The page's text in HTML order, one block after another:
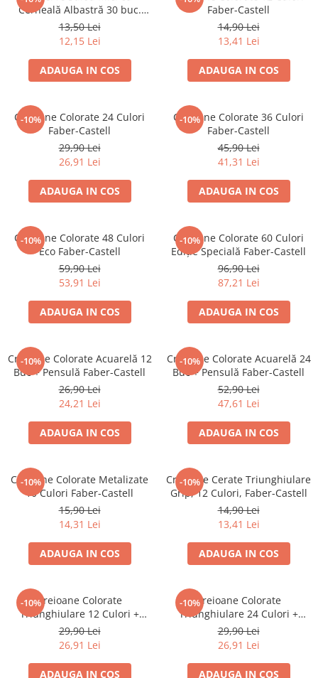
Blocnotesuri
Blocuri de desen
Caiete Biologie
Caiete cu Spirală
Caiete Dictando
Caiete Geografie
Caiete Matematica
Caiete Muzică
Caiete Studențești
Caiete Tip I
Caiete Tip II
Vocabulare
Calculatoare
Instrumente de scris și desen
Carioci
Creioane colorate
Creioane mecanice
Mine pentru creioane mecanice
Pixuri
Rollere
Stilouri
Măsurare și trasare
Rigle
Organizare și Arhivare
Bibliorafturi
Caiete mecanice
Clipboard-uri
Dosare Plastic
Cerneală Albastră 30 buc.
Faber-Castell
13,50 Lei
12,15 Lei
ADAUGA IN COS
Faber-Castell
14,90 Lei
13,41 Lei
ADAUGA IN COS
-10%
Creioane Colorate 24 Culori
Faber-Castell
29,90 Lei
26,91 Lei
ADAUGA IN COS
-10%
Creioane Colorate 36 Culori
Faber-Castell
45,90 Lei
41,31 Lei
ADAUGA IN COS
-10%
Creioane Colorate 48 Culori
Eco Faber-Castell
59,90 Lei
53,91 Lei
ADAUGA IN COS
-10%
Creioane Colorate 60 Culori
Ediție Specială Faber-Castell
96,90 Lei
87,21 Lei
ADAUGA IN COS
-10%
Creioane Colorate Acuarelă 12
Buc + Pensulă Faber-Castell
26,90 Lei
24,21 Lei
ADAUGA IN COS
-10%
Creioane Colorate Acuarelă 24
Buc + Pensulă Faber-Castell
52,90 Lei
47,61 Lei
ADAUGA IN COS
-10%
Creioane Colorate Metalizate
10 Culori Faber-Castell
15,90 Lei
14,31 Lei
ADAUGA IN COS
-10%
Creioane Cerate Triunghiulare
Grip, 12 Culori, Faber-Castell
14,90 Lei
13,41 Lei
ADAUGA IN COS
-10%Creioane Colorate
Triunghiulare 12 Culori +
Ascuțitoare Eco Faber-Castell
29,90 Lei
26,91 Lei
ADAUGA IN COS
-10%Creioane Colorate
Triunghiulare 24 Culori +
Ascuțitoare Eco Faber-Castell
29,90 Lei
26,91 Lei
ADAUGA IN COS